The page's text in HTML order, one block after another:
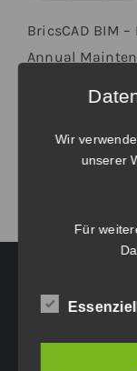
von
inkl.
BricsCAD BIM
Annual
Weitere
Wir
unserer
Für
Essenziell